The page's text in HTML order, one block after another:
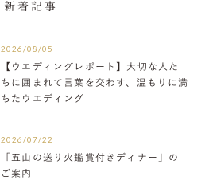
新着記事
2026/08/05
【ウエディングレポート】大切な人た
ちに囲まれて言葉を交わす、温もりに満
ちたウエディング
2026/07/22
「五山の送り火鑑賞付きディナー」の
ご案内